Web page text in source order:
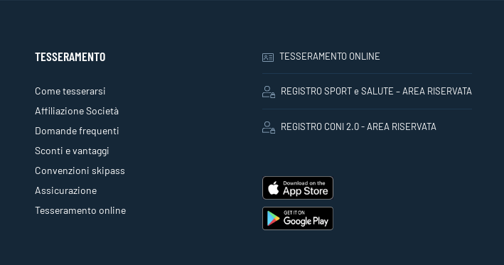
TESSERAMENTO
Come tesserarsi
Affiliazione Società
Domande frequenti
Sconti e vantaggi
Convenzioni skipass
Assicurazione
Tesseramento online
TESSERAMENTO ONLINE
REGISTRO SPORT e SALUTE – AREA RISERVATA
REGISTRO CONI 2.0 - AREA RISERVATA